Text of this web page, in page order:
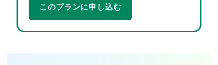
このプランに申し込む